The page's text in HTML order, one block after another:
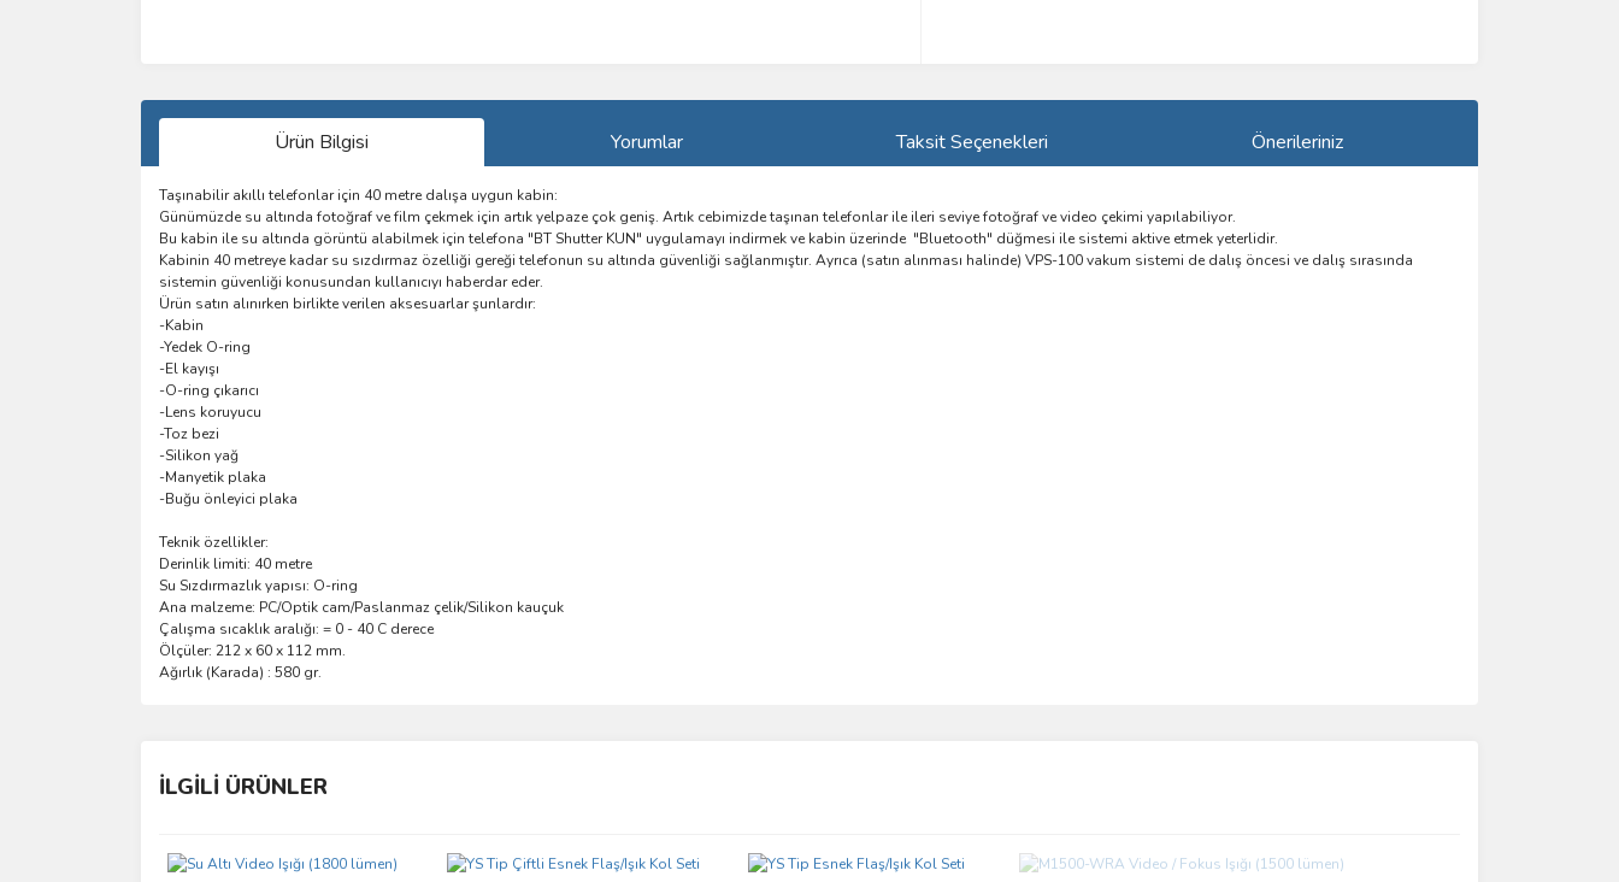
Ürün Bilgisi Yorumlar Taksit Seçenekleri Önerileriniz
Taşınabilir akıllı telefonlar için 40 metre dalışa uygun kabin:
Günümüzde su altında fotoğraf ve film çekmek için artık yelpaze çok geniş. Artık cebimizde taşınan telefonlar ile ileri seviye fotoğraf ve video çekimi yapılabiliyor.
Bu kabin ile su altında görüntü alabilmek için telefona "BT Shutter KUN" uygulamayı indirmek ve kabin üzerinde "Bluetooth" düğmesi ile sistemi aktive etmek yeterlidir.
Kabinin 40 metreye kadar su sızdırmaz özelliği gereği telefonun su altında güvenliği sağlanmıştır. Ayrıca (satın alınması halinde) VPS-100 vakum sistemi de dalış öncesi ve dalış sırasında
sistemin güvenliği konusundan kullanıcıyı haberdar eder.
Ürün satın alınırken birlikte verilen aksesuarlar şunlardır:
-Kabin
-Yedek O-ring
-El kayışı
-O-ring çıkarıcı
-Lens koruyucu
-Toz bezi
-Silikon yağ
-Manyetik plaka
-Buğu önleyici plaka
Teknik özellikler:
Derinlik limiti: 40 metre
Su Sızdırmazlık yapısı: O-ring
Ana malzeme: PC/Optik cam/Paslanmaz çelik/Silikon kauçuk
Çalışma sıcaklık aralığı: = 0 - 40 C derece
Ölçüler: 212 x 60 x 112 mm.
Ağırlık (Karada) : 580 gr.
Ürün açıklamasında eksik bilgiler bulunuyor.
İLGİLİ ÜRÜNLER